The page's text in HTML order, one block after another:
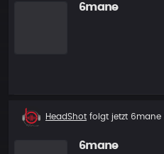
6mane
Neuer
HeadShot folgt jetzt 6mane
6mane